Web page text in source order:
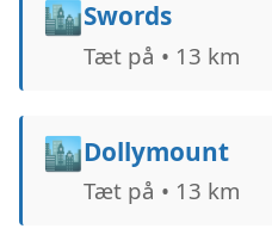
🏙️Swords
Tæt på • 13 km
🏙️Dollymount
Tæt på • 13 km